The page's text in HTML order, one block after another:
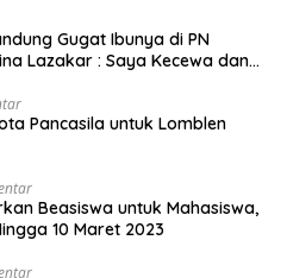
Gugat Ibunya di PN
Lazakar : Saya Kecewa dan
Pancasila untuk Lomblen
Beasiswa untuk Mahasiswa,
10 Maret 2023